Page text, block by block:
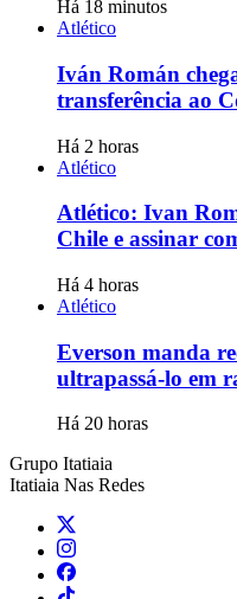
Há 18 minutos
Atlético
Iván Román
transferência ao
Há 2 horas
Atlético
Atlético: Ivan
Chile e assinar
Há 4 horas
Atlético
Everson manda
ultrapassá-lo em
Há 20 horas
Grupo Itatiaia
Itatiaia Nas Redes